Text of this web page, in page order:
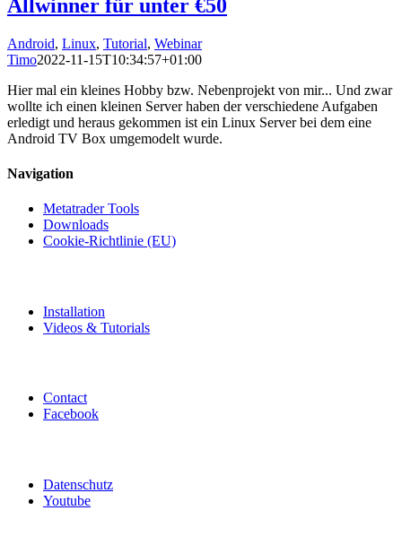
Allwinner für unter €50
Android, Linux, Tutorial, Webinar
Timo2022-11-15T10:34:57+01:00
Hier mal ein kleines Hobby bzw. Nebenprojekt von mir... Und zwar
wollte ich einen kleinen Server haben der verschiedene Aufgaben
erledigt und heraus gekommen ist ein Linux Server bei dem eine
Android TV Box umgemodelt wurde.
Navigation
Metatrader Tools
Downloads
Cookie-Richtlinie (EU)
Installation
Videos & Tutorials
Contact
Facebook
Datenschutz
Youtube